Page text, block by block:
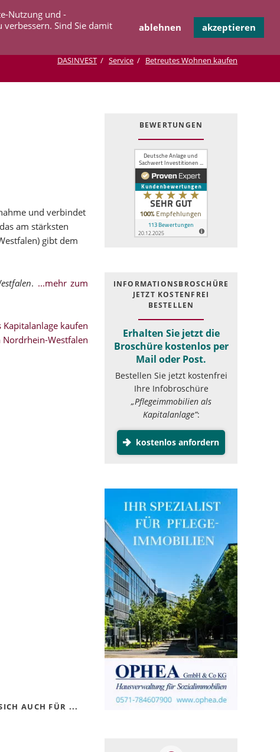
Nutzung und -
Sind Sie damit
ablehnen akzeptieren
überspringen
KOOPERATION KONTAKT
DASINVEST Service Betreutes Wohnen kaufen
und verbindet
am stärksten
gibt dem
. ...mehr zum
kaufen
Nordrhein-Westfalen
AUCH FÜR ...
BEWERTUNGEN
INFOR­MATIONS­BROSCHÜRE
JETZT KOSTEN­FREI
BESTELLEN
Erhalten Sie jetzt die
Broschüre kostenlos per
Mail oder Post.
Bestellen Sie jetzt kostenfrei
Ihre Infobroschüre
„Pflegeimmobilien als
Kapitalanlage”:
kostenlos anfordern